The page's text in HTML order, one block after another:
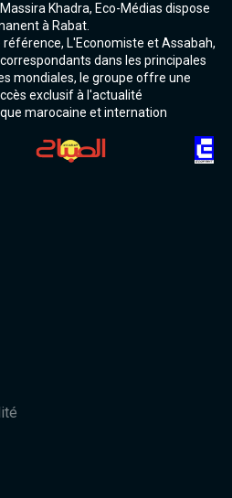
Khadra, Eco-Médias dispose
à Rabat.
L'Economiste et Assabah,
dans les principales
mondiales, le groupe offre une
exclusif à l'actualité
marocaine et internation